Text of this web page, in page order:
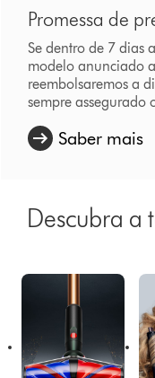
Promessa de
Se dentro de 7 dias
modelo anunciado
reembolsaremos a
sempre assegurado
Saber mais
Descubra a